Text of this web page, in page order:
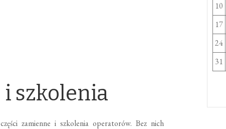
szkolenia
zamienne i szkolenia operatorów. Bez nich
10
17
24
31